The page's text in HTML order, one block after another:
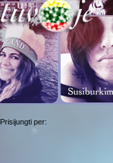
Prisijungti per: